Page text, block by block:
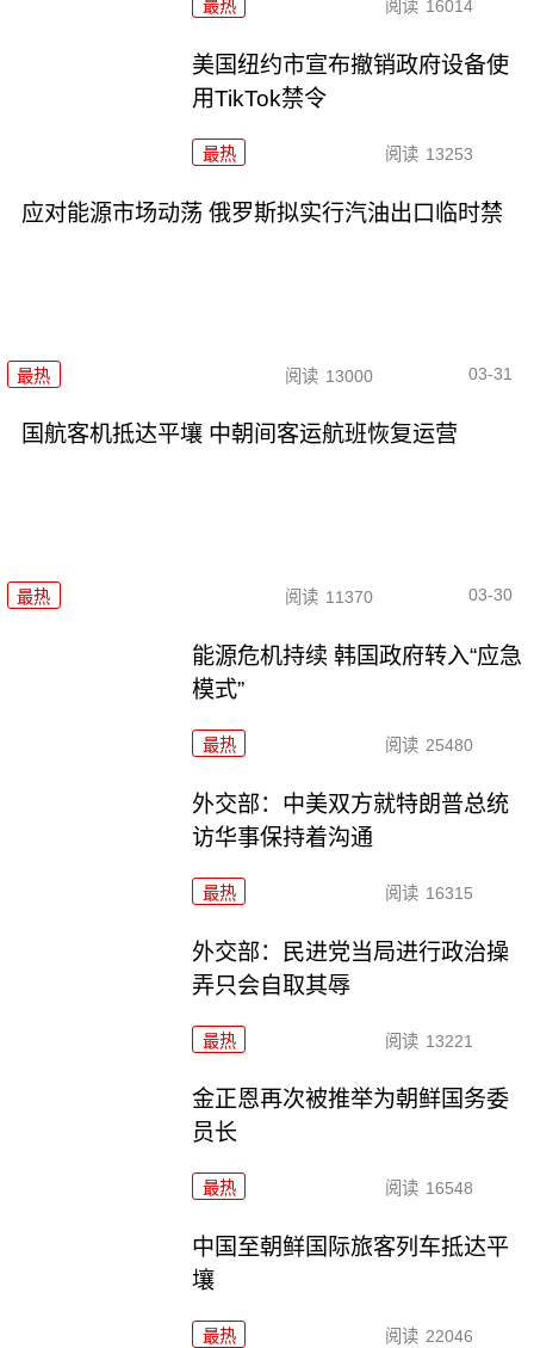
最热 阅读 16014
美国纽约市宣布撤销政府设备使
用TikTok禁令
最热 阅读 13253
应对能源市场动荡 俄罗斯拟实行汽油出口临时禁
最热 阅读 13000 03-31
国航客机抵达平壤 中朝间客运航班恢复运营
最热 阅读 11370 03-30
能源危机持续 韩国政府转入“应急
模式”
最热 阅读 25480
外交部：中美双方就特朗普总统
访华事保持着沟通
最热 阅读 16315
外交部：民进党当局进行政治操
弄只会自取其辱
最热 阅读 13221
金正恩再次被推举为朝鲜国务委
员长
最热 阅读 16548
中国至朝鲜国际旅客列车抵达平
壤
最热 阅读 22046